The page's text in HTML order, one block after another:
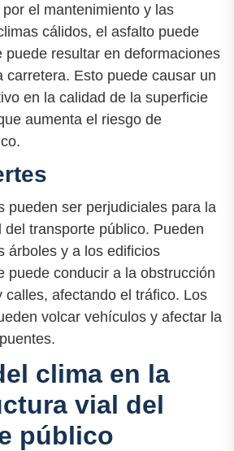
el mantenimiento y las
cálidos, el asfalto puede
puede resultar en deformaciones
carretera. Esto puede causar un
en la calidad de la superficie
aumenta el riesgo de
pueden ser perjudiciales para la
del transporte público. Pueden
árboles y a los edificios
puede conducir a la obstrucción
calles, afectando el tráfico. Los
volcar vehículos y afectar la
clima en la
vial del
público